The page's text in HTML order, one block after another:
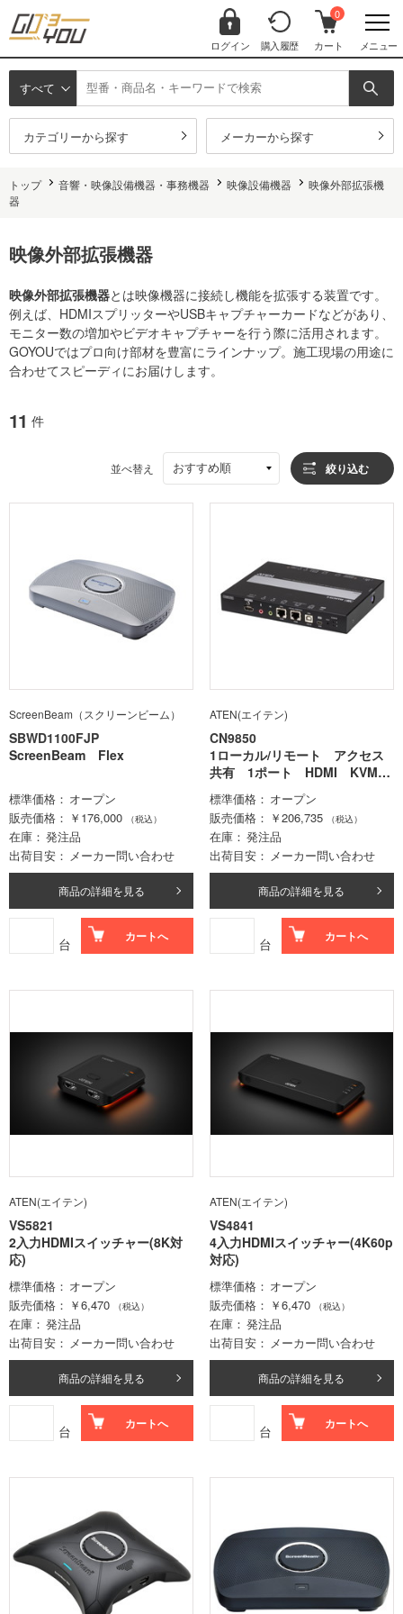
ログイン 購入履歴
0
カート メニュー
すべて
カテゴリーから探す メーカーから探す
トップ 音響・映像設備機器・事務機器 映像設備機器
映像外部拡張機
器
映像外部拡張機器
映像外部拡張機器とは映像機器に接続し機能を拡張する装置です。
例えば、HDMIスプリッターやUSBキャプチャーカードなどがあり、
モニター数の増加やビデオキャプチャーを行う際に活用されます。
GOYOUではプロ向け部材を豊富にラインナップ。施工現場の用途に
合わせてスピーディにお届けします。
11 件
並べ替え おすすめ順 絞り込む
ScreenBeam（スクリーンビーム）
SBWD1100FJP
ScreenBeam Flex
標準価格
オープン
販売価格
￥176,000 （税込）
在庫
発注品
出荷目安
メーカー問い合わせ
商品の詳細を見る
台 カートへ
ATEN(エイテン)
CN9850
1ローカル/リモート アクセス
共有 1ポート HDMI KVM
over IP(4K対応 RS-232C対
応)
標準価格
オープン
販売価格
￥206,735 （税込）
在庫
発注品
出荷目安
メーカー問い合わせ
商品の詳細を見る
台 カートへ
ATEN(エイテン)
VS5821
2入力HDMIスイッチャー(8K対
応)
標準価格
オープン
販売価格
￥6,470 （税込）
在庫
発注品
出荷目安
メーカー問い合わせ
商品の詳細を見る
台 カートへ
ATEN(エイテン)
VS4841
4入力HDMIスイッチャー(4K60p
対応)
標準価格
オープン
販売価格
￥6,470 （税込）
在庫
発注品
出荷目安
メーカー問い合わせ
商品の詳細を見る
台 カートへ